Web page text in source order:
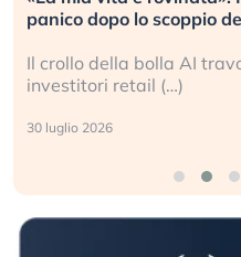
panico dopo lo scoppio
Il crollo della bolla AI
investitori retail (…)
30 luglio 2026